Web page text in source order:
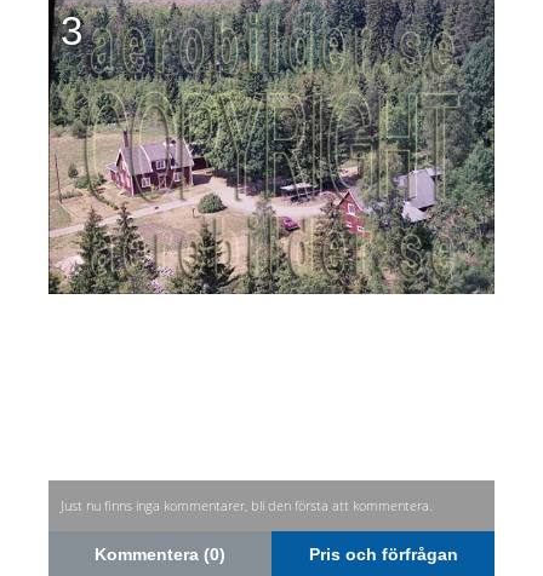
3
Just nu finns inga kommentarer, bli den första att kommentera.
Kommentera (0) Pris och förfrågan